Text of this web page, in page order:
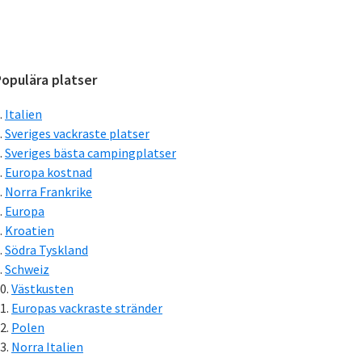
platser
Italien
Sveriges vackraste platser
Sveriges bästa campingplatser
Europa kostnad
Norra Frankrike
Europa
Kroatien
Södra Tyskland
Schweiz
Västkusten
Europas vackraste stränder
Polen
Norra Italien